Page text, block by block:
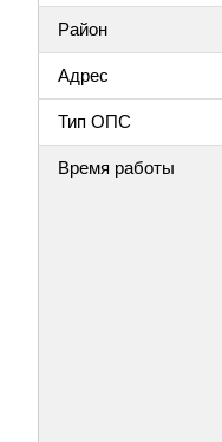
Район
Адрес
Тип ОПС
Время работы